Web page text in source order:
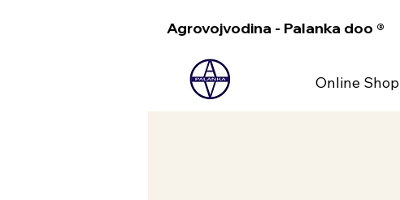
Agrovojvodina - Palanka doo ®
Online Shop